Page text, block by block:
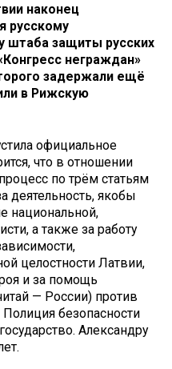
наконец
русскому
штаба защиты русских
неграждан»
задержали ещё
в Рижскую
официальное
что в отношении
по трём статьям
деятельность, якобы
национальной,
а также за работу
целостности Латвии,
и за помощь
— России) против
безопасности
Александру